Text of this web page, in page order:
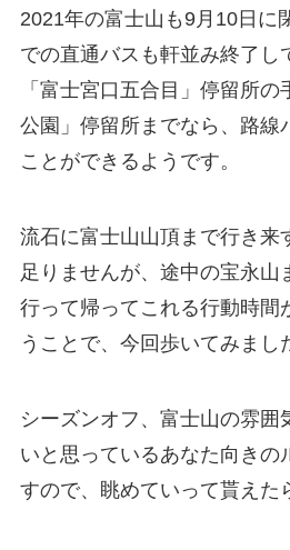
2021年の富士山も9月10日に
での直通バスも軒並み終了し
「富士宮口五合目」停留所
公園」停留所までなら、路線
ことができるようです。
流石に富士山山頂まで行き来
足りませんが、途中の宝永山
行って帰ってこれる行動時間
うことで、今回歩いてみまし
シーズンオフ、富士山の雰囲
いと思っているあなた向きの
すので、眺めていって貰えた